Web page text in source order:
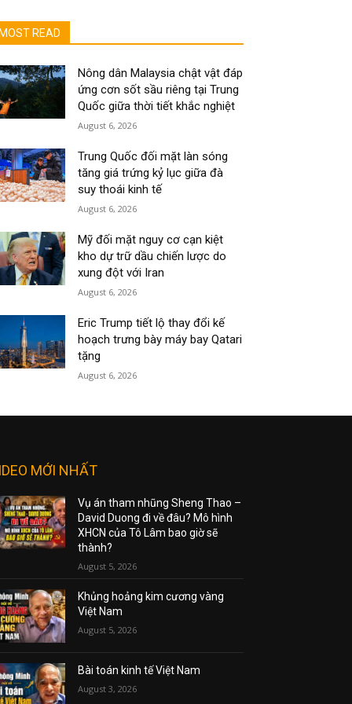
MOST READ
Nông dân Malaysia chật vật đáp
ứng cơn sốt sầu riêng tại Trung
Quốc giữa thời tiết khắc nghiệt
August 6, 2026
Trung Quốc đối mặt làn sóng
tăng giá trứng kỷ lục giữa đà
suy thoái kinh tế
August 6, 2026
Mỹ đối mặt nguy cơ cạn kiệt
kho dự trữ dầu chiến lược do
xung đột với Iran
August 6, 2026
Eric Trump tiết lộ thay đổi kế
hoạch trưng bày máy bay Qatari
tặng
August 6, 2026
MỚI NHẤT
Vụ án tham nhũng Sheng Thao –
David Duong đi về đâu? Mô hình
XHCN của Tô Lâm bao giờ sẽ
thành?
August 5, 2026
Khủng hoảng kim cương vàng
Việt Nam
August 5, 2026
Bài toán kinh tế Việt Nam
August 3, 2026